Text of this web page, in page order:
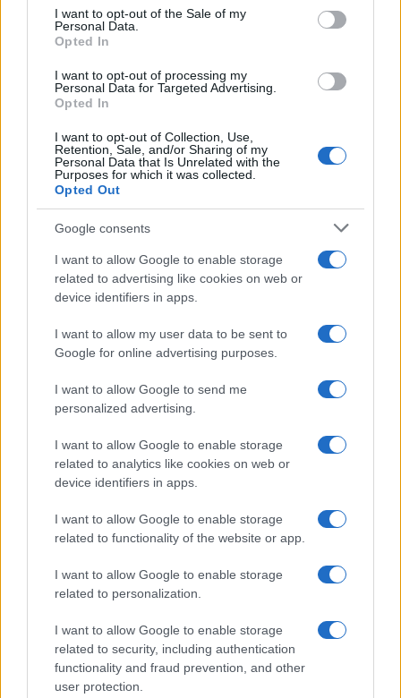
consent section.
I want to opt-out of the Sale of my
Personal Data.
Opted In
I want to opt-out of processing my
Personal Data for Targeted Advertising.
Opted In
I want to opt-out of Collection, Use,
Retention, Sale, and/or Sharing of my
Personal Data that Is Unrelated with the
Purposes for which it was collected.
Opted Out
Google consents
I want to allow Google to enable storage
related to advertising like cookies on web or
device identifiers in apps.
I want to allow my user data to be sent to
Google for online advertising purposes.
I want to allow Google to send me
personalized advertising.
I want to allow Google to enable storage
related to analytics like cookies on web or
device identifiers in apps.
I want to allow Google to enable storage
related to functionality of the website or app.
I want to allow Google to enable storage
related to personalization.
I want to allow Google to enable storage
related to security, including authentication
functionality and fraud prevention, and other
user protection.
Continua a leggere
NOTIZIE
Scoperte carcasse di moto e motori in container
destinati al Senegal
Nuova Zelanda: ondata di freddo eccezionale porta
neve a bassa quota